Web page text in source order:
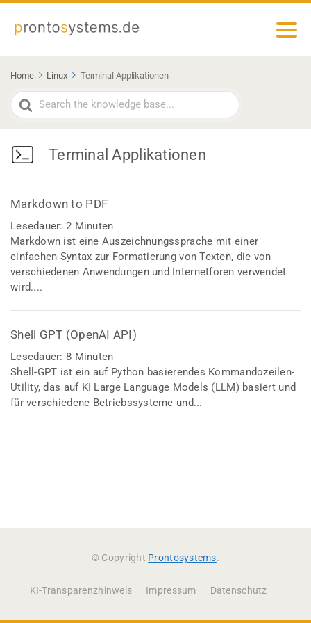
Home Linux Terminal Applikationen
Search
For
Terminal Applikationen
Markdown to PDF
Lesedauer: 2 Minuten
Markdown ist eine Auszeichnungssprache mit einer
einfachen Syntax zur Formatierung von Texten, die von
verschiedenen Anwendungen und Internetforen verwendet
wird....
Shell GPT (OpenAI API)
Lesedauer: 8 Minuten
Shell-GPT ist ein auf Python basierendes Kommandozeilen-
Utility, das auf KI Large Language Models (LLM) basiert und
für verschiedene Betriebssysteme und...
© Copyright Prontosystems.
KI-Transparenzhinweis Impressum Datenschutz